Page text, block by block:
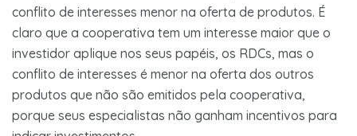
conflito de interesses menor na oferta de produtos. É
claro que a cooperativa tem um interesse maior que o
investidor aplique nos seus papéis, os RDCs, mas o
conflito de interesses é menor na oferta dos outros
produtos que não são emitidos pela cooperativa,
porque seus especialistas não ganham incentivos para